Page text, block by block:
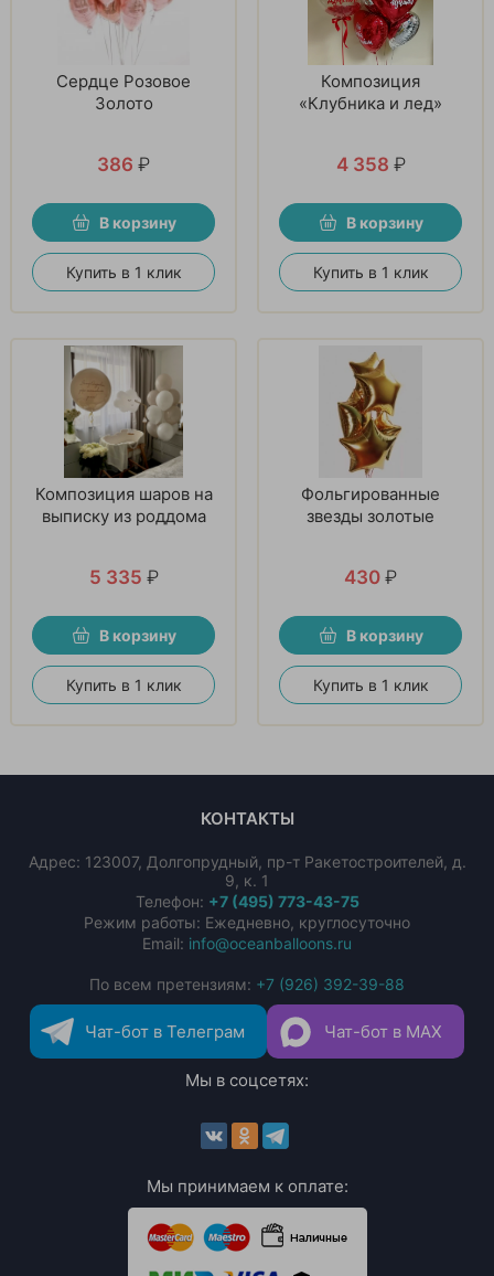
Сердце Розовое
Золото
386 ₽
В корзину
Купить в 1 клик
Композиция
«Клубника и лед»
4 358 ₽
В корзину
Купить в 1 клик
Композиция шаров на
выписку из роддома
5 335 ₽
В корзину
Купить в 1 клик
Фольгированные
звезды золотые
430 ₽
В корзину
Купить в 1 клик
КОНТАКТЫ
Адрес: 123007, Долгопрудный, пр-т Ракетостроителей, д.
9, к. 1
Телефон: +7 (495) 773-43-75
Режим работы: Ежедневно, круглосуточно
Email: info@oceanballoons.ru
По всем претензиям: +7 (926) 392-39-88
Чат-бот в Телеграм Чат-бот в MAX
Мы в соцсетях:
Мы принимаем к оплате: